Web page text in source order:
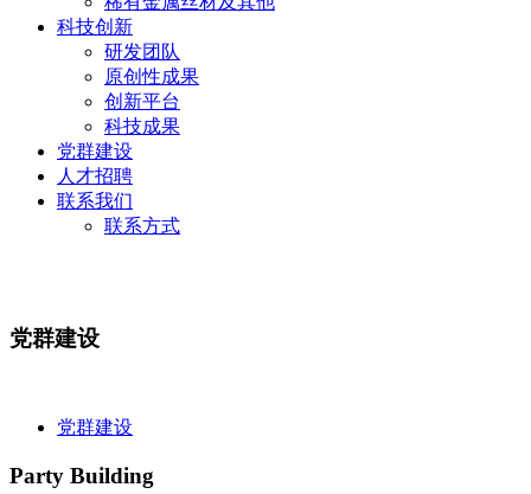
科技创新
研发团队
原创性成果
创新平台
科技成果
党群建设
人才招聘
联系我们
联系方式
党群建设
党群建设
Party Building